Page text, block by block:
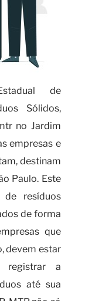
de
Sólidos,
no Jardim
empresas e
destinam
Paulo. Este
resíduos
de forma
que
devem estar
registrar a
até sua